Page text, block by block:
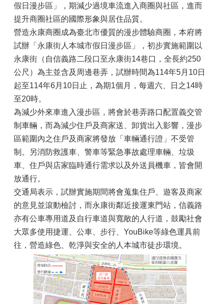
假日漫步區」，期減少過境車流進入商圈與社區，進而
提升商圈社區的國際形象與居住品質。
營造永康商圈成為臺北市優質的漫步體驗商圈，本府將
試辦「永康街人本城市假日漫步區」，初步實施範圍以
永康街（自信義路二段口至永康街14巷口，全長約250
公尺）為主並含及周邊巷弄，試辦時間為114年5月10日
起至114年6月10日止，為期1個月，每週六、日之14時
至20時。
為減少外來車進入漫步區，將會於巷弄路口配置義交管
制車輛，而為減少住戶及商家送、卸貨出入影響，漫步
區範圍內之住戶及商家將發放「車輛通行證」不受管
制。另消防救護車、警車等緊急事故處理車輛、垃圾
車、住戶與店家臨時通行需求以及外送員機車，皆會開
放通行。
交通局表示，試辦實施期間將會蒐集住戶、遊客及商家
的意見並滾動檢討，而永康街鄰近接運東門站，信義路
亦有公車專用道及自行車道與寬敞的人行道，鼓勵社會
大眾多使用捷運、公車、步行、YouBike等綠色運具前
往，營造綠色、乾淨與安全的人本城市徒步環境。